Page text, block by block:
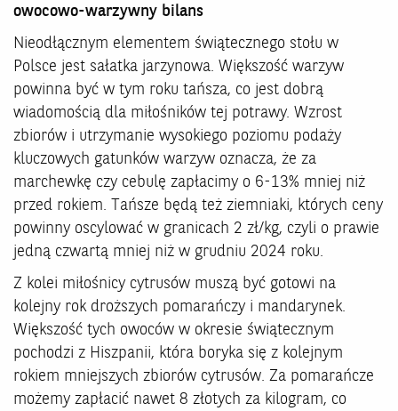
owocowo-warzywny bilans
Nieodłącznym elementem świątecznego stołu w
Polsce jest sałatka jarzynowa. Większość warzyw
powinna być w tym roku tańsza, co jest dobrą
wiadomością dla miłośników tej potrawy. Wzrost
zbiorów i utrzymanie wysokiego poziomu podaży
kluczowych gatunków warzyw oznacza, że za
marchewkę czy cebulę zapłacimy o 6-13% mniej niż
przed rokiem. Tańsze będą też ziemniaki, których ceny
powinny oscylować w granicach 2 zł/kg, czyli o prawie
jedną czwartą mniej niż w grudniu 2024 roku.
Z kolei miłośnicy cytrusów muszą być gotowi na
kolejny rok droższych pomarańczy i mandarynek.
Większość tych owoców w okresie świątecznym
pochodzi z Hiszpanii, która boryka się z kolejnym
rokiem mniejszych zbiorów cytrusów. Za pomarańcze
możemy zapłacić nawet 8 złotych za kilogram, co